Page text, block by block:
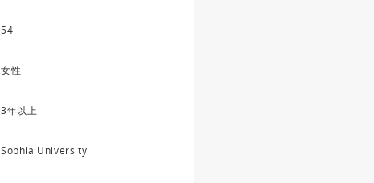
54
女性
3年以上
Sophia University